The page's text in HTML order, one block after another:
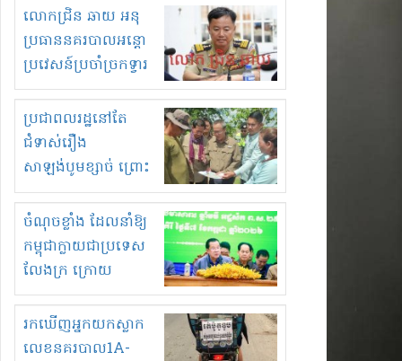
ច្បាប់លួចបូមខ្សាច់នៅ
ក្នុងប្រទេសកម្ពុជា
លោកជ្រិន ឆាយ អនុ
ប្រធាននគរបាលអន្តោ
ប្រវេសន៍ប្រចាំច្រកទ្វារ
ព្រំដែនភ្នំឌិន និងឈ្មួញ
មួយចំនួនទៀត
កំពង់តែគុបគិតគ្នា
ធ្វើសកម្មភាពរកស៊ីនិង
ស្តុកទំនិញគេចពន្ធ?
ប្រជាពលរដ្ឋនៅតែ
ជំទាស់រឿង
សាឡង់បូមខ្សាច់ ព្រោះ
ខ្លាចបាក់ច្រាំងទៀត!
ចំណុចខ្លាំង ដែលនាំឱ្យ
កម្ពុជាក្លាយជាប្រទេស
លែងក្រ ក្រោយ
ឆ្នាំ២០៣០
រកឃើញអ្នកយកស្លាក
លេខនគរបាល1A-